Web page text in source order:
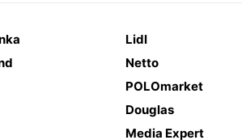
Lidl
Netto
POLOmarket
Douglas
Media Expert